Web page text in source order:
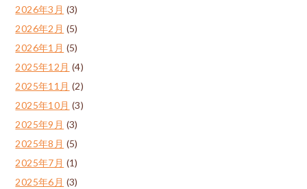
2026年3月 (3)
2026年2月 (5)
2026年1月 (5)
2025年12月 (4)
2025年11月 (2)
2025年10月 (3)
2025年9月 (3)
2025年8月 (5)
2025年7月 (1)
2025年6月 (3)